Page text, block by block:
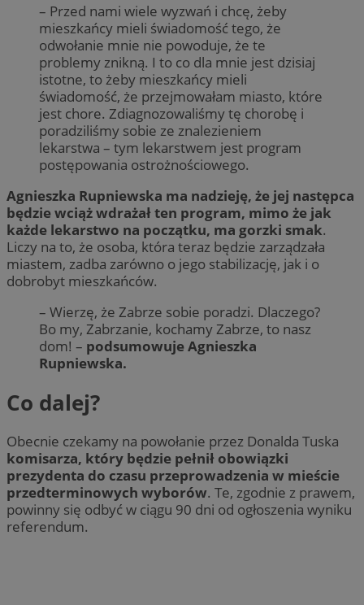
– Przed nami wiele wyzwań i chcę, żeby
mieszkańcy mieli świadomość tego, że
odwołanie mnie nie powoduje, że te
problemy znikną. I to co dla mnie jest dzisiaj
istotne, to żeby mieszkańcy mieli
świadomość, że przejmowałam miasto, które
jest chore. Zdiagnozowaliśmy tę chorobę i
poradziliśmy sobie ze znalezieniem
lekarstwa – tym lekarstwem jest program
postępowania ostrożnościowego.
Agnieszka Rupniewska ma nadzieję, że jej następca
będzie wciąż wdrażał ten program, mimo że jak
każde lekarstwo na początku, ma gorzki smak.
Liczy na to, że osoba, która teraz będzie zarządzała
miastem, zadba zarówno o jego stabilizację, jak i o
dobrobyt mieszkańców.
– Wierzę, że Zabrze sobie poradzi. Dlaczego?
Bo my, Zabrzanie, kochamy Zabrze, to nasz
dom! – podsumowuje Agnieszka
Rupniewska.
Co dalej?
Obecnie czekamy na powołanie przez Donalda Tuska
komisarza, który będzie pełnił obowiązki
prezydenta do czasu przeprowadzenia w mieście
przedterminowych wyborów. Te, zgodnie z prawem,
powinny się odbyć w ciągu 90 dni od ogłoszenia wyniku
referendum.